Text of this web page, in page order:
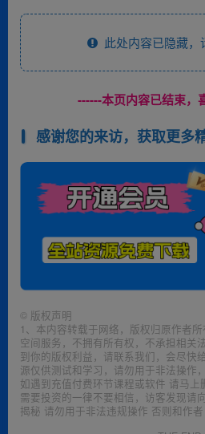
此处内容已隐藏，
------本页内容已结束，
感谢您的来访，获取更多
© 版权声明
1、本内容转载于网络，版权归原作者
空间服务，不拥有所有权，不承担相关
到你的版权利益，请联系我们，会尽快
源仅供测试和学习，请勿用于非法操作
如遇到充值付费环节课程或软件 请马
需要投资的一律不要相信，访客发现请
揭秘 请勿用于非法违规操作 否则和作